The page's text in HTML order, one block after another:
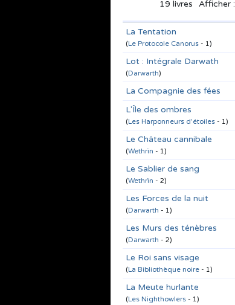
19 livres Afficher :
La Tentation
(Le Protocole Canorus - 1)
Lot : Intégrale Darwath
(Darwarth)
La Compagnie des fées
L'Île des ombres
(Les Harponneurs d'étoiles - 1)
Le Château cannibale
(Wethrïn - 1)
Le Sablier de sang
(Wethrïn - 2)
Les Forces de la nuit
(Darwarth - 1)
Les Murs des ténèbres
(Darwarth - 2)
Le Roi sans visage
(La Bibliothèque noire - 1)
La Meute hurlante
(Les Nighthowlers - 1)